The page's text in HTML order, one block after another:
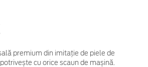
premium din imitație de piele de
cu orice scaun de mașină.